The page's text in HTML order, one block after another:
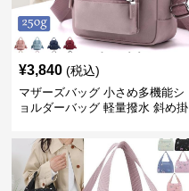
¥3,840 (税込)
マザーズバッグ 小さめ多機能シ
ョルダーバッグ 軽量撥水 斜め掛